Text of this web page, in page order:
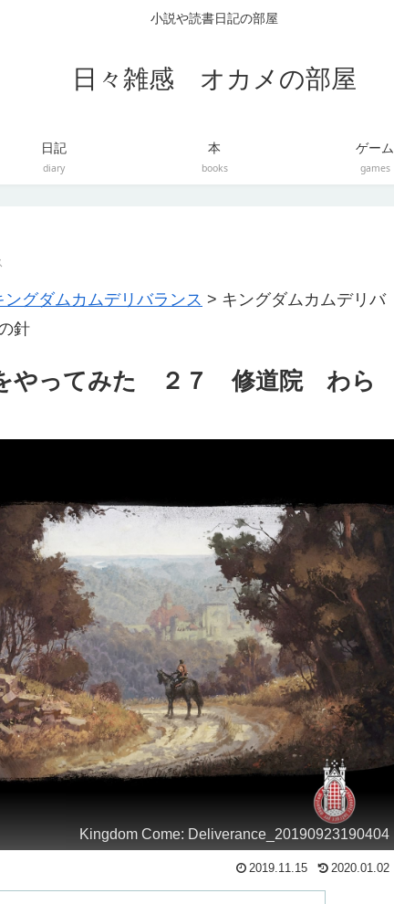
小説や読書日記の部屋
日々雑感 オカメの部屋
日記
diary
本
books
ゲーム
games
ングダムカムデリバランス > キングダムカムデリバ
針
やってみた ２７ 修道院 わら
Kingdom Come: Deliverance_20190923190404
2019.11.15 2020.01.02